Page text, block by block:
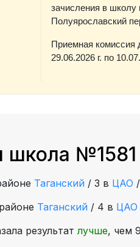
зачисления в школу
Полуярославский
Приемная комиссия
29.06.2026 г. по
школа
Таганский / 3 в ЦАО /
Таганский / 4 в ЦАО
результат лучше, чем